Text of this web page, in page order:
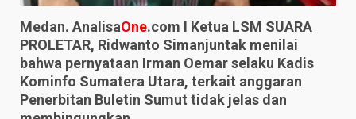
Medan. AnalisaOne.com I Ketua LSM SUARA
PROLETAR, Ridwanto Simanjuntak menilai
bahwa pernyataan Irman Oemar selaku Kadis
Kominfo Sumatera Utara, terkait anggaran
Penerbitan Buletin Sumut tidak jelas dan